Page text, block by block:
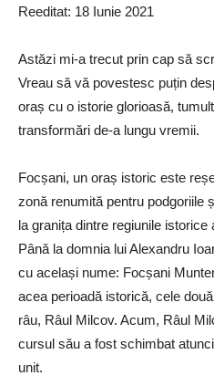
Reeditat: 18 Iunie 2021
Astăzi mi-a trecut prin cap să
Vreau să vă povestesc puțin
oraș cu o istorie glorioasă,
transformări de-a lungu vremii.
Focșani, un oraș istoric este
zonă renumită pentru podgoriile
la granița dintre regiunile
Până la domnia lui Alexandru
cu același nume: Focșani
acea perioadă istorică, cele
râu, Râul Milcov. Acum, Râul
cursul său a fost schimbat
unit.